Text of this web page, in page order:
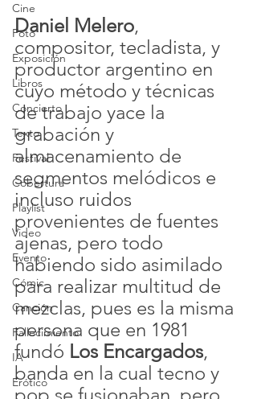
Cine
Foto
Exposición
Libros
Concierto
Texto
Festival
Cobertura
Playlist
Video
Evento
Cómic
Canción
Fallecimiento
IA
Erótico
Daniel Melero,
compositor, tecladista, y
productor argentino en
cuyo método y técnicas
de trabajo yace la
grabación y
almacenamiento de
segmentos melódicos e
incluso ruidos
provenientes de fuentes
ajenas, pero todo
habiendo sido asimilado
para realizar multitud de
mezclas, pues es la misma
persona que en 1981
fundó Los Encargados,
banda en la cual tecno y